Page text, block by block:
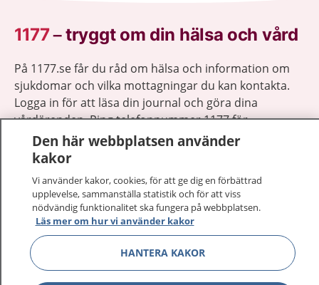
1177–tryggt om din hälsa och vård
På 1177.se får du råd om hälsa och information om
sjukdomar och vilka mottagningar du kan kontakta.
Logga in för att läsa din journal och göra dina
vårdärenden. Ring telefonnummer 1177 för
sjukvårdsrådgivning dygnet runt.
1177 ger dig råd när du vill må bättre.
1177 på flera språk Visa
Visa
Den här webbplatsen använder
kakor
Vi använder kakor, cookies, för att ge dig en förbättrad
upplevelse, sammanställa statistik och för att viss
nödvändig funktionalitet ska fungera på webbplatsen.
Läs mer om hur vi använder kakor
HANTERA KAKOR